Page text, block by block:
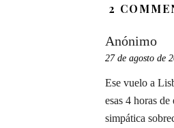
2
Anónimo
27 de agosto de
Ese vuelo a
esas 4 horas de
simpática